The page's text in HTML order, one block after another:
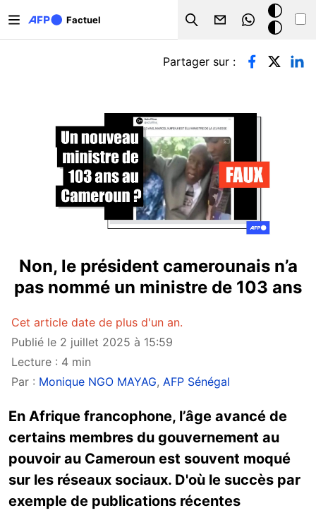
Factuel
Search
Mode
sombre
Onglets principaux
Partager sur :
Non, le président camerounais n’a
pas nommé un ministre de 103 ans
Cet article date de plus d'un an.
Publié le 2 juillet 2025 à 15:59
Lecture : 4 min
Par : Monique NGO MAYAG, AFP Sénégal
En Afrique francophone, l’âge avancé de
certains membres du gouvernement au
pouvoir au Cameroun est souvent moqué
sur les réseaux sociaux. D'où le succès par
exemple de publications récentes